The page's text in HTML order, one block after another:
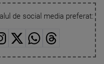
de social media preferat: